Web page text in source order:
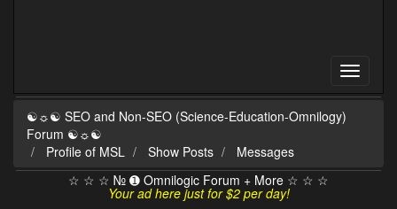
☯☼☯ SEO and Non-SEO (Science-Education-Omnilogy)
Forum ☯☼☯
Profile of MSL
Show Posts
Messages
☆ ☆ ☆ № ➊ Omnilogic Forum + More ☆ ☆ ☆
Your ad here just for $2 per day!